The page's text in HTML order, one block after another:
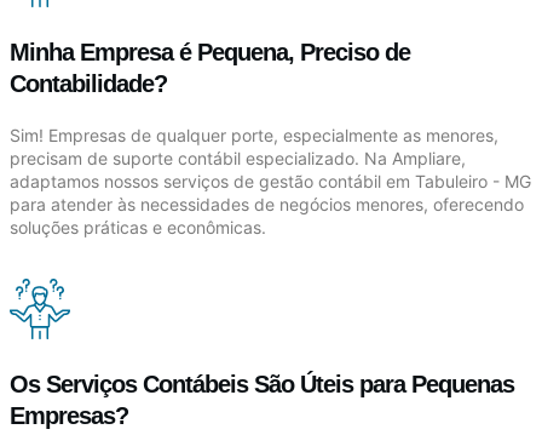
Minha Empresa é Pequena, Preciso de
Contabilidade?
Sim! Empresas de qualquer porte, especialmente as menores,
precisam de suporte contábil especializado. Na Ampliare,
adaptamos nossos serviços de gestão contábil em Tabuleiro - MG
para atender às necessidades de negócios menores, oferecendo
soluções práticas e econômicas.
Os Serviços Contábeis São Úteis para Pequenas
Empresas?